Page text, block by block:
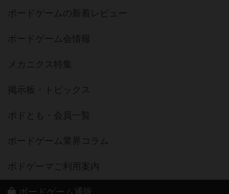
ボードゲームの新着レビュー
ボードゲーム会情報
メカニクス特集
掲示板・トピックス
ボドとも・会員一覧
ボードゲーム業界コラム
ボドゲーマご利用案内
ボードゲーム通販